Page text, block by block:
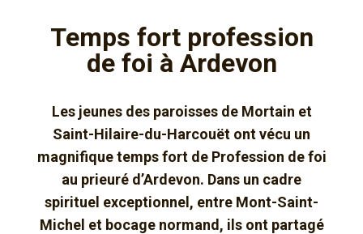
Temps fort profession
de foi à Ardevon
Les jeunes des paroisses de Mortain et
Saint-Hilaire-du-Harcouët ont vécu un
magnifique temps fort de Profession de foi
au prieuré d’Ardevon. Dans un cadre
spirituel exceptionnel, entre Mont-Saint-
Michel et bocage normand, ils ont partagé